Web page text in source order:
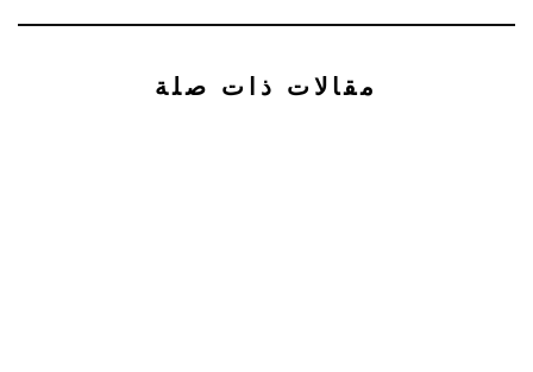
مقالات ذات صلة